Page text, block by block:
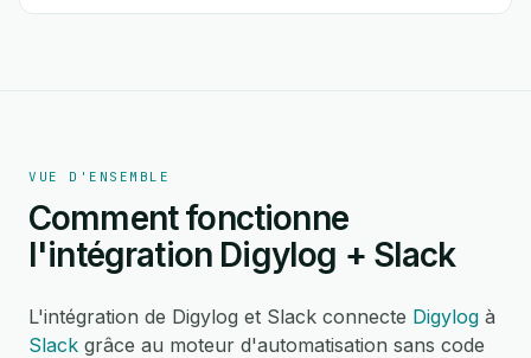
VUE D'ENSEMBLE
Comment fonctionne
l'intégration Digylog + Slack
L'intégration de Digylog et Slack connecte Digylog à
Slack grâce au moteur d'automatisation sans code